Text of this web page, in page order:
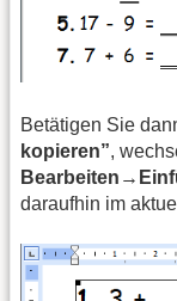
Betätigen Sie
kopieren”,
daraufhin im